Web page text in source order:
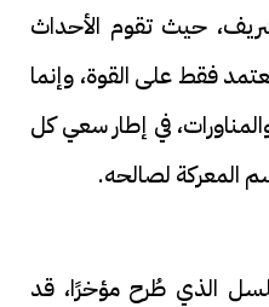
حيث تقوم الأحداث
فقط على القوة، وإنما
في إطار سعي كل
المعركة لصالحه.
الذي طُرح مؤخرًا، قد